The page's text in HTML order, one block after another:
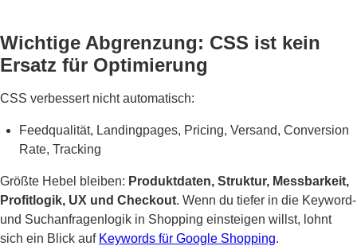
Wichtige Abgrenzung: CSS ist kein
Ersatz für Optimierung
CSS verbessert nicht automatisch:
Feedqualität, Landingpages, Pricing, Versand, Conversion
Rate, Tracking
Größte Hebel bleiben: Produktdaten, Struktur, Messbarkeit,
Profitlogik, UX und Checkout. Wenn du tiefer in die Keyword-
und Suchanfragenlogik in Shopping einsteigen willst, lohnt
sich ein Blick auf Keywords für Google Shopping.